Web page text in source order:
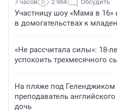
7 часов 2 984 Обсудить
Участницу шоу «Мама в 16»
в домогательствах к
«Не рассчитала силы»: 18-
успокоить трехмесячного
На пляже под
преподаватель
дочь